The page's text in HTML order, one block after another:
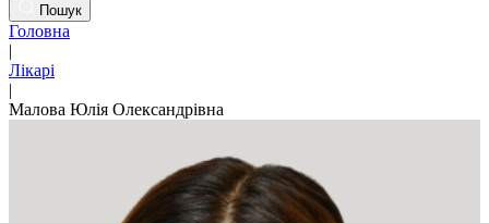
Пошук
Головна
|
Лікарі
|
Малова Юлія Олександрівна